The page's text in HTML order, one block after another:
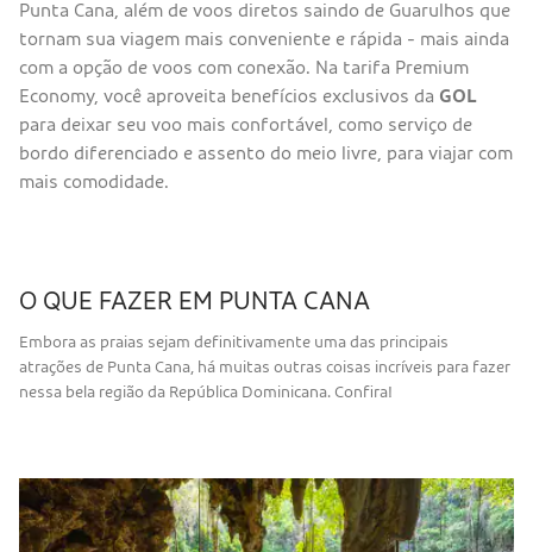
Punta Cana, além de voos diretos saindo de Guarulhos que
tornam sua viagem mais conveniente e rápida - mais ainda
com a opção de voos com conexão. Na tarifa Premium
Economy, você aproveita benefícios exclusivos da GOL
para deixar seu voo mais confortável, como serviço de
bordo diferenciado e assento do meio livre, para viajar com
mais comodidade.
O QUE FAZER EM PUNTA CANA
Embora as praias sejam definitivamente uma das principais
atrações de Punta Cana, há muitas outras coisas incríveis para fazer
nessa bela região da República Dominicana. Confira!